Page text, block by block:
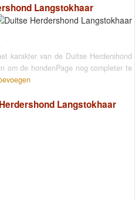
Langstokhaar
karakter van de Duitse Herdershond
om de hondenPage nog completer te
Langstokhaar